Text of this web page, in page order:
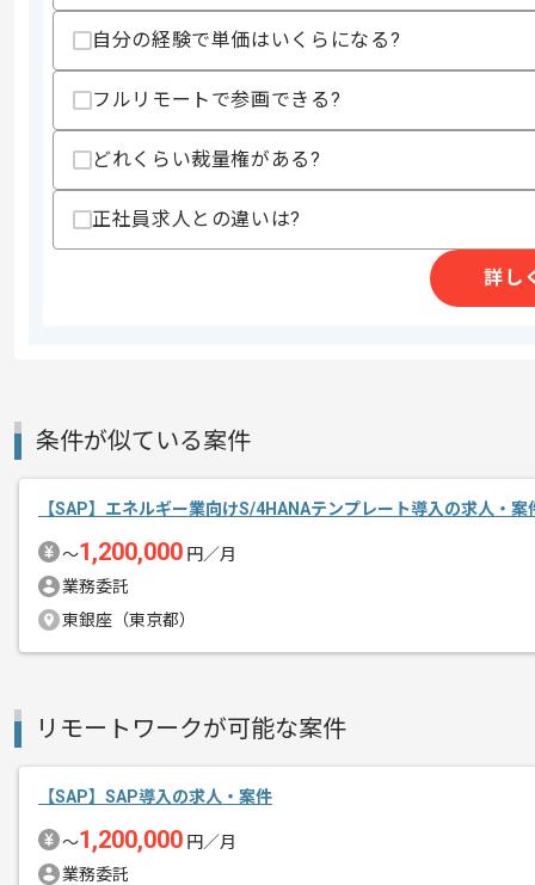
歓迎スキル
・SAP導入プロジェクト経験特に要件
・複数モジュール(FI/CO/MM/SD)の横断
・コンサルティングファーム出身者
・作業改善やプロセス設計経験
スキルに不安がある方へ
上記に似た経験やスキルをお持ちであれば申
エージェントからのコ
メント
複数案件を保有している企業ですので、
経験豊富なメンバーと成長が出来る環境
自分の経験で単価はいくらになる?
フルリモートで参画できる?
どれくらい裁量権がある?
正社員求人との違いは?
詳し
条件が似ている案件
【SAP】エネルギー業向けS/4HANAテンプレート導入の求人・案
〜1,200,000 円／月
業務委託
東銀座（東京都）
リモートワークが可能な案件
【SAP】SAP導入の求人・案件
〜1,200,000 円／月
業務委託